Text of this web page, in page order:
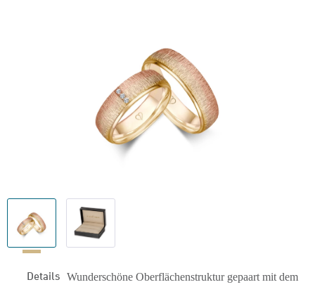
Details Wunderschöne Oberflächenstruktur gepaart mit dem